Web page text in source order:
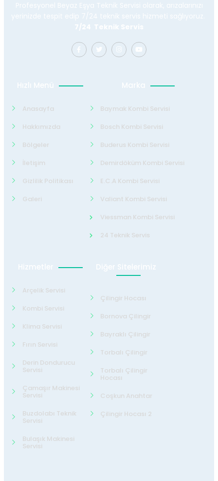
Profesyonel Beyaz Eşya Teknik Servisi olarak, arızalarınızı
yerinizde tespit edip 7/24 teknik servis hizmeti sağlıyoruz.
7/24 Teknik Servis
Hızlı Menü
Anasayfa
Hakkımızda
Bölgeler
İletişim
Gizlilik Politikası
Galeri
Marka
Baymak Kombi Servisi
Bosch Kombi Servisi
Buderus Kombi Servisi
Demirdöküm Kombi Servisi
E.C.A Kombi Servisi
Valiant Kombi Servisi
Viessman Kombi Servisi
24 Teknik Servis
Hizmetler
Arçelik Servisi
Kombi Servisi
Klima Servisi
Fırın Servisi
Derin Dondurucu
Servisi
Çamaşır Makinesi
Servisi
Buzdolabı Teknik
Servisi
Bulaşık Makinesi
Servisi
Diğer Sitelerimiz
Çilingir Hocası
Bornova Çilingir
Bayraklı Çilingir
Torbalı Çilingir
Torbalı Çilingir
Hocası
Coşkun Anahtar
Çilingir Hocası 2